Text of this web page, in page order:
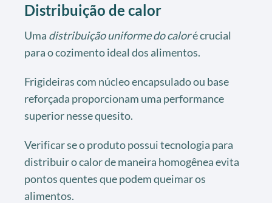
Distribuição de calor
Uma distribuição uniforme do caloré crucial
para o cozimento ideal dos alimentos.
Frigideiras com núcleo encapsulado ou base
reforçada proporcionam uma performance
superior nesse quesito.
Verificar se o produto possui tecnologia para
distribuir o calor de maneira homogênea evita
pontos quentes que podem queimar os
alimentos.